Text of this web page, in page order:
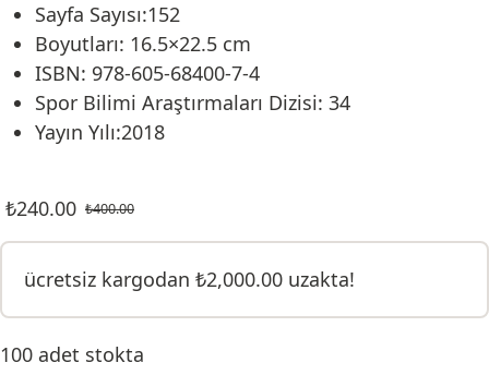
Sayfa Sayısı:152
Boyutları: 16.5×22.5 cm
ISBN: 978-605-68400-7-4
Spor Bilimi Araştırmaları Dizisi: 34
Yayın Yılı:2018
₺400.00
₺240.00
ücretsiz kargodan ₺2,000.00 uzakta!
100 adet stokta